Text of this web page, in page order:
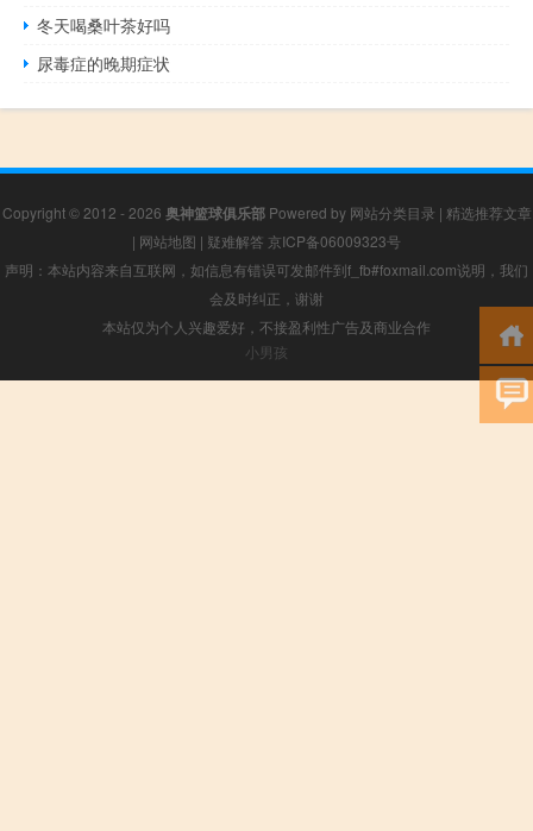
冬天喝桑叶茶好吗
尿毒症的晚期症状
Copyright © 2012 - 2026 奥神篮球俱乐部Powered by 网站分类目录 | 精选推荐文章
| 网站地图 | 疑难解答 京ICP备06009323号
声明：本站内容来自互联网，如信息有错误可发邮件到f_fb#foxmail.com说明，我们
会及时纠正，谢谢
本站仅为个人兴趣爱好，不接盈利性广告及商业合作
小男孩